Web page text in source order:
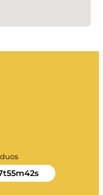
t55m42s